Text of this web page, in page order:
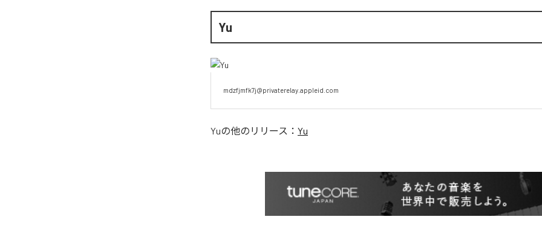
Yu
mdzfjmfk7j@privaterelay.appleid.com
Yuの他のリリース： Yu